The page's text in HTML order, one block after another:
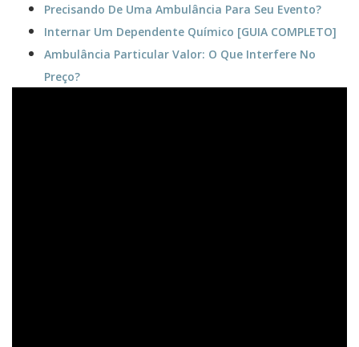
Precisando De Uma Ambulância Para Seu Evento?
Internar Um Dependente Químico [GUIA COMPLETO]
Ambulância Particular Valor: O Que Interfere No
Preço?